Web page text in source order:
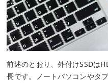
前述のとおり、外付けSSDは
長です。ノートパソコンやタ